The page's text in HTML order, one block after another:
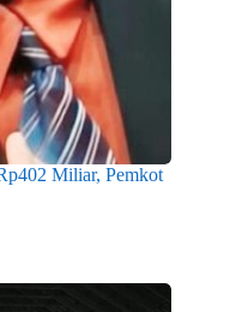
Miliar, Pemkot